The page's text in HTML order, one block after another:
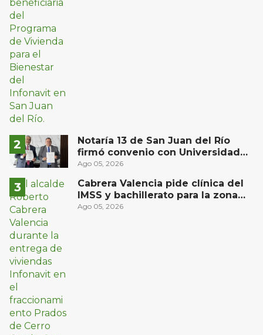
Notaría 13 de San Juan del Río
firmó convenio con Universidad
Privada del Bajío para recibir
Ago 05, 2026
Cabrera Valencia pide clínica del
IMSS y bachillerato para la zona
oriente de San Juan del Río
Ago 05, 2026